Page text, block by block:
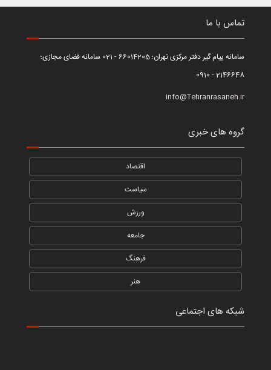
تماس با ما
سامانه پیام گیر دفتر مرکزی تهران؛ 66014205 - 021 سامانه فضای مجازی؛
2146648 - 0910
info@Tehranrasaneh.ir
گروه های خبری
اقتصاد
سیاست
ورزش
جامعه
فرهنگ
هنر
شبکه های اجتماعی